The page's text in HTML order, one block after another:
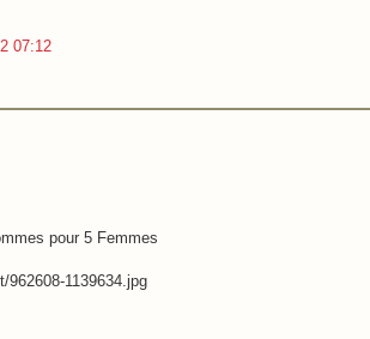
07:12
pour 5 Femmes
962608-1139634.jpg